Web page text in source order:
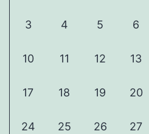
3 4 5 6
10 11 12 13
17 18 19 20
24 25 26 27